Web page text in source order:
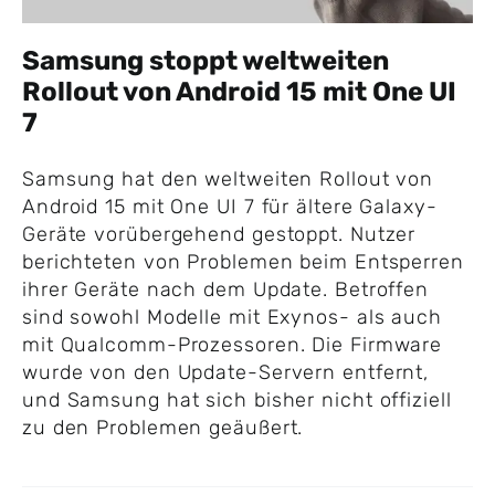
Samsung stoppt weltweiten
Rollout von Android 15 mit One UI
7
Samsung hat den weltweiten Rollout von
Android 15 mit One UI 7 für ältere Galaxy-
Geräte vorübergehend gestoppt. Nutzer
berichteten von Problemen beim Entsperren
ihrer Geräte nach dem Update. Betroffen
sind sowohl Modelle mit Exynos- als auch
mit Qualcomm-Prozessoren. Die Firmware
wurde von den Update-Servern entfernt,
und Samsung hat sich bisher nicht offiziell
zu den Problemen geäußert.